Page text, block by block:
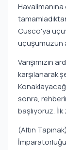
Cusco'ya
uçuşumuzun
Varışımızın
karşılanarak
sonra,
başlıyoruz.
(Altın